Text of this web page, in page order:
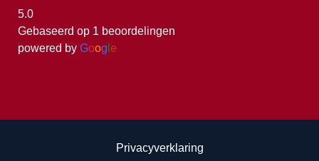
5.0
Gebaseerd op 1 beoordelingen
powered by Goog e
Privacyverklaring